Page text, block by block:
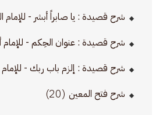
شرح قصيدة : يا صابراً أبشر - للإمام
شرح قصيدة : عنوان الحِكم - للإمام
شرح قصيدة : إلزم باب ربك - للإمام
شرح فتح المعين (20)